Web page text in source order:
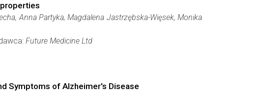
Anna Partyka, Magdalena Jastrzębska-Więsek, Monika
Future Medicine Ltd
Symptoms of Alzheimer's Disease